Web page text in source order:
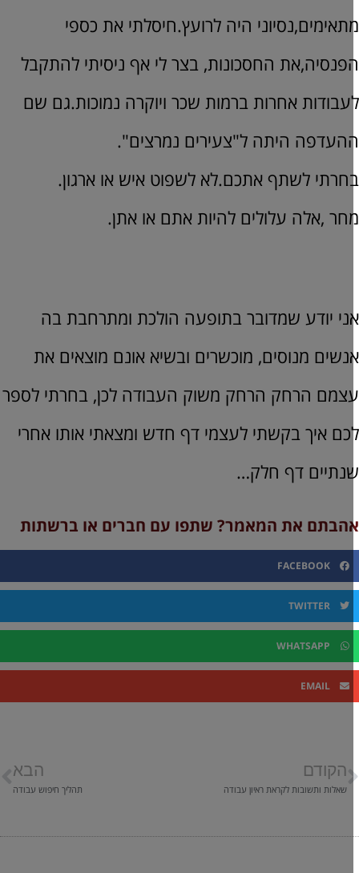
היה לרועץ.חיסלתי את כספי
החסכונות, בצר לי אף ניסיתי להתקבל
אחרות ברמות שכר ויוקרה נמוכות.גם שם
היתה ל"צעירים נמרצים".
לשתף אתכם.לא לשפוט איש או ארגון.
,אלה עלולים להיות אתם או אתן.
יודע שמדובר בתופעה הולכת ומתרחבת בה
מנוסים, מוכשרים ובשיא אונם מוצאים את
הרחק הרחק משוק העבודה לכן, בחרתי לספר
איך בקשתי לעצמי דף חדש ומצאתי אותו אחרי
דף חלק…
את המאמר? שתפו עם חברים או ברשתות
FACEBOOK
TWITTER
WHATSAPP
EMAIL
הקודם
שאלות ותשובות לקראת ראיון עבודה
הבא
תהליך חיפוש עבודה